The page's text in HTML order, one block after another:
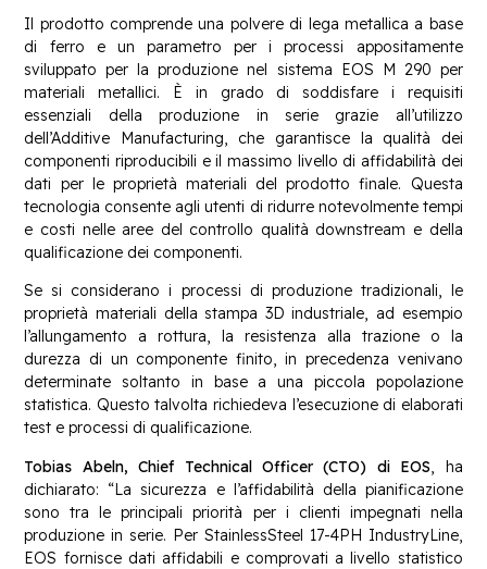
Il prodotto comprende una polvere di lega metallica a base
di ferro e un parametro per i processi appositamente
sviluppato per la produzione nel sistema EOS M 290 per
materiali metallici. È in grado di soddisfare i requisiti
essenziali della produzione in serie grazie all’utilizzo
dell’Additive Manufacturing, che garantisce la qualità dei
componenti riproducibili e il massimo livello di affidabilità dei
dati per le proprietà materiali del prodotto finale. Questa
tecnologia consente agli utenti di ridurre notevolmente tempi
e costi nelle aree del controllo qualità downstream e della
qualificazione dei componenti.
Se si considerano i processi di produzione tradizionali, le
proprietà materiali della stampa 3D industriale, ad esempio
l’allungamento a rottura, la resistenza alla trazione o la
durezza di un componente finito, in precedenza venivano
determinate soltanto in base a una piccola popolazione
statistica. Questo talvolta richiedeva l’esecuzione di elaborati
test e processi di qualificazione.
Tobias Abeln, Chief Technical Officer (CTO) di EOS, ha
dichiarato: “La sicurezza e l’affidabilità della pianificazione
sono tra le principali priorità per i clienti impegnati nella
produzione in serie. Per StainlessSteel 17-4PH IndustryLine,
EOS fornisce dati affidabili e comprovati a livello statistico